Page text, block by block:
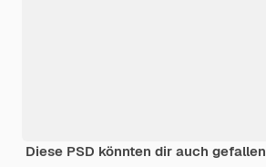
Diese PSD könnten dir auch gefallen